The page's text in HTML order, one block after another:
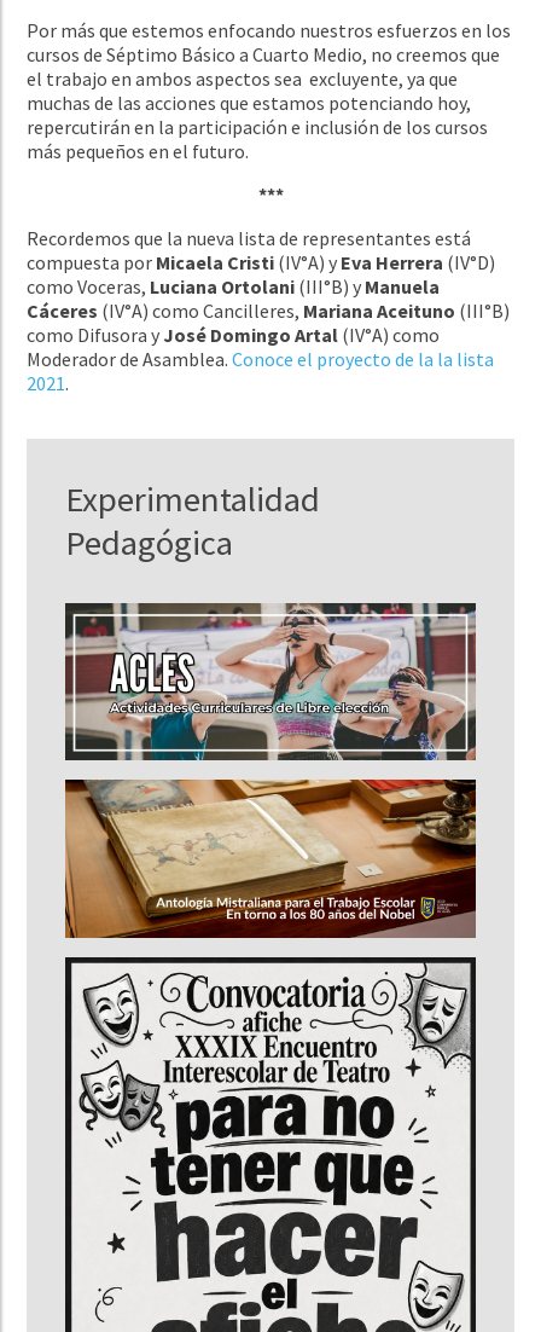
Por más que estemos enfocando nuestros esfuerzos en los
cursos de Séptimo Básico a Cuarto Medio, no creemos que
el trabajo en ambos aspectos sea excluyente, ya que
muchas de las acciones que estamos potenciando hoy,
repercutirán en la participación e inclusión de los cursos
más pequeños en el futuro.
***
Recordemos que la nueva lista de representantes está
compuesta por Micaela Cristi (IV°A) y Eva Herrera (IV°D)
como Voceras, Luciana Ortolani (III°B) y Manuela
Cáceres (IV°A) como Cancilleres, Mariana Aceituno (III°B)
como Difusora y José Domingo Artal (IV°A) como
Moderador de Asamblea.Conoce el proyecto de la la lista
2021.
Experimentalidad
Pedagógica